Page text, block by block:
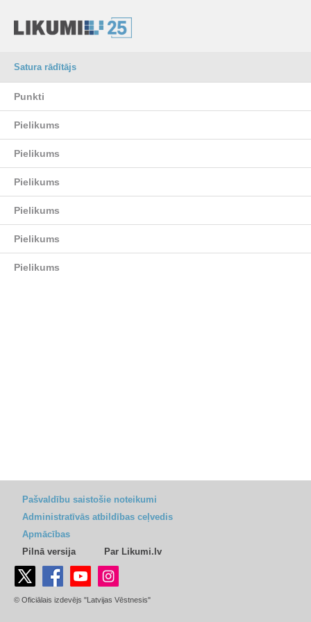
Satura rādītājs
Punkti
Pielikums
Pielikums
Pielikums
Pielikums
Pielikums
Pielikums
Pašvaldību saistošie noteikumi
Administratīvās atbildības ceļvedis
Apmācības
Pilnā versija
Par Likumi.lv
© Oficiālais izdevējs "Latvijas Vēstnesis"